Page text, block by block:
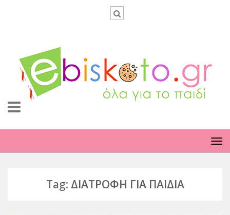
Tag: ΔΙΑΤΡΟΦΗ ΓΙΑ ΠΑΙΔΙΑ